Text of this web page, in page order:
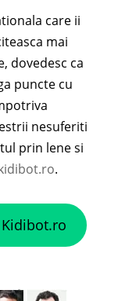
care ii
mai
dovedesc ca
puncte cu
nesuferiti
prin lene si
.
Kidibot.ro